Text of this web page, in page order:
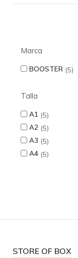
Marca
BOOSTER 5
Talla
A1 5
A2 5
A3 5
A4 5
STORE OF BOX